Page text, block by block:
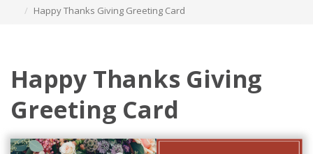
Happy Thanks Giving Greeting Card
Happy Thanks Giving
Greeting Card